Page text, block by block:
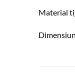
Material